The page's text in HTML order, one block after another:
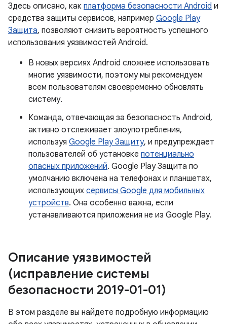
Здесь описано, как платформа безопасности Android и
средства защиты сервисов, например Google Play
Защита, позволяют снизить вероятность успешного
использования уязвимостей Android.
В новых версиях Android сложнее использовать
многие уязвимости, поэтому мы рекомендуем
всем пользователям своевременно обновлять
систему.
Команда, отвечающая за безопасность Android,
активно отслеживает злоупотребления,
используя Google Play Защиту, и предупреждает
пользователей об установке потенциально
опасных приложений. Google Play Защита по
умолчанию включена на телефонах и планшетах,
использующих сервисы Google для мобильных
устройств. Она особенно важна, если
устанавливаются приложения не из Google Play.
Описание уязвимостей
(исправление системы
безопасности 2019-01-01)
В этом разделе вы найдете подробную информацию